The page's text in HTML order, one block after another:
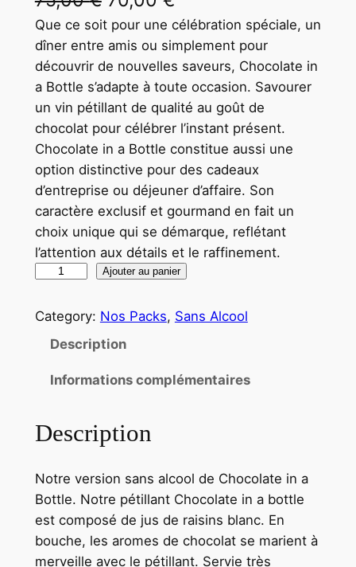
e
p
r
i
x
i
n
i
t
i
a
l
t
i
t
:
7
e
p
r
i
x
a
c
t
u
e
l
t
7
0
,
0
Que ce soit pour une célébration spéciale, un
dîner entre amis ou simplement pour
découvrir de nouvelles saveurs, Chocolate in
a Bottle s’adapte à toute occasion. Savourer
un vin pétillant de qualité au goût de
chocolat pour célébrer l’instant présent.
Chocolate in a Bottle constitue aussi une
option distinctive pour des cadeaux
d’entreprise ou déjeuner d’affaire. Son
caractère exclusif et gourmand en fait un
choix unique qui se démarque, reflétant
l’attention aux détails et le raffinement.
a
d
C
h
o
c
o
Ajouter au panier
Category: Nos Packs, Sans Alcool
Description
Informations complémentaires
Description
Notre version sans alcool de Chocolate in a
Bottle. Notre pétillant Chocolate in a bottle
est composé de jus de raisins blanc. En
bouche, les aromes de chocolat se marient à
merveille avec le pétillant. Servie très